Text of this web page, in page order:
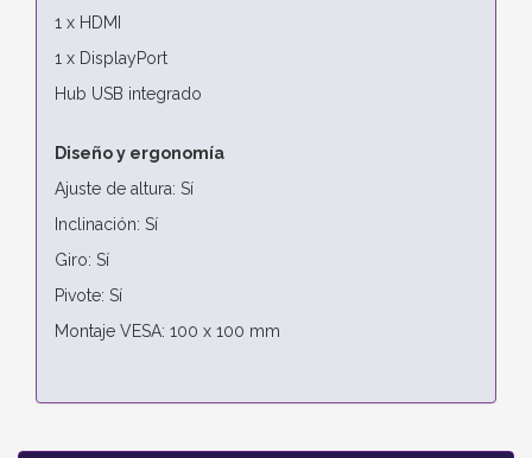
1 x HDMI
1 x DisplayPort
Hub USB integrado
Diseño y ergonomía
Ajuste de altura: Sí
Inclinación: Sí
Giro: Sí
Pivote: Sí
Montaje VESA: 100 x 100 mm